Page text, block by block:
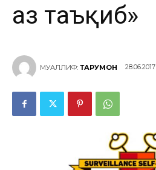
аз таъқиб»
МУАЛЛИФ: ТАРҶУМОН 28.06.2017